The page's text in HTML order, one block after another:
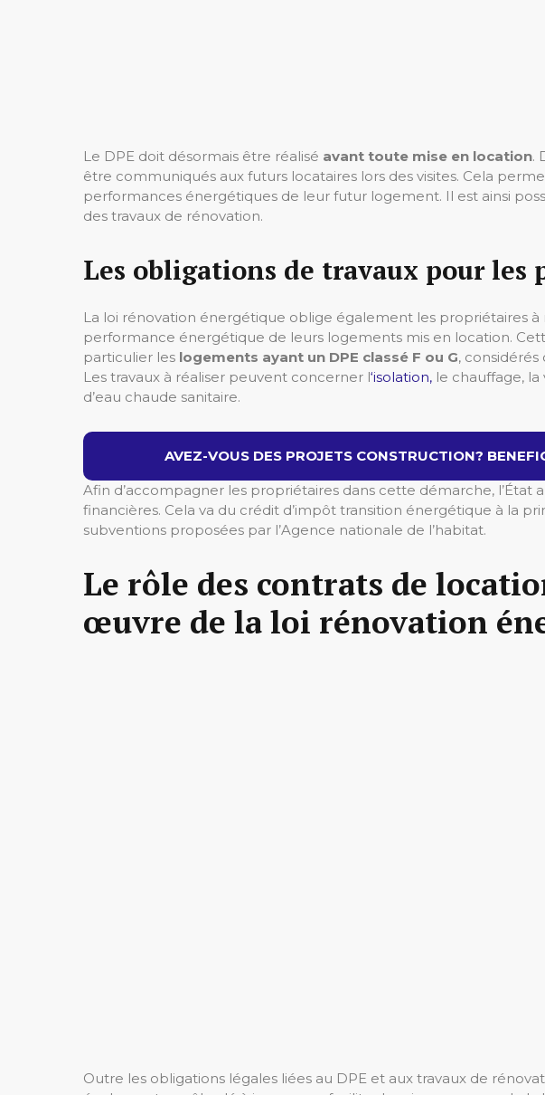
Le DPE doit désormais être réalisé avant toute mise en location.
être communiqués aux futurs locataires lors des visites. Cela
performances énergétiques de leur futur logement. Il est ainsi
des travaux de rénovation.
Les obligations de travaux pour les
La loi rénovation énergétique oblige également les propriétaires à
performance énergétique de leurs logements mis en location.
particulier les logements ayant un DPE classé F ou G,
Les travaux à réaliser peuvent concerner l‘isolation, le chauffage,
d’eau chaude sanitaire.
AVEZ-VOUS DES PROJETS CONSTRUCTION?
Afin d’accompagner les propriétaires dans cette démarche, l’État
financières. Cela va du crédit d’impôt transition énergétique à la
subventions proposées par l’Agence nationale de l’habitat.
Le rôle des contrats de
œuvre de la loi rénovation
Outre les obligations légales liées au DPE et aux travaux de